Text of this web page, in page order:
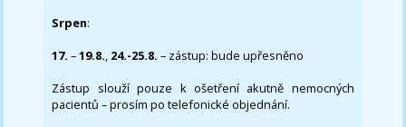
Srpen:
17. –19.8., 24.-25.8. – zástup: bude upřesněno
Zástup slouží pouze k ošetření akutně nemocných
pacientů – prosím po telefonické objednání.